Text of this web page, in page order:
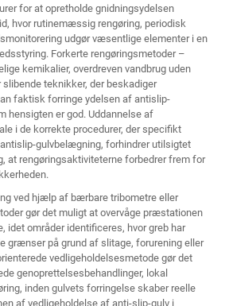
for at opretholde gnidningsydelsen
hvor rutinemæssig rengøring, periodisk
udgør væsentlige elementer i en
Forkerte rengøringsmetoder –
kemikalier, overdreven vandbrug uden
teknikker, der beskadiger
faktisk forringe ydelsen af antislip-
hensigten er god. Uddannelse af
i de korrekte procedurer, der specifikt
gulvbelægning, forhindrer utilsigtet
at rengøringsaktiviteterne forbedrer frem for
ved hjælp af bærbare tribometre eller
gør det muligt at overvåge præstationen
idet områder identificeres, hvor greb har
grænser på grund af slitage, forurening eller
vedligeholdelsesmetode gør det
genoprettelsesbehandlinger, lokal
inden gulvets forringelse skaber reelle
af vedligeholdelse af anti-slip-gulv i